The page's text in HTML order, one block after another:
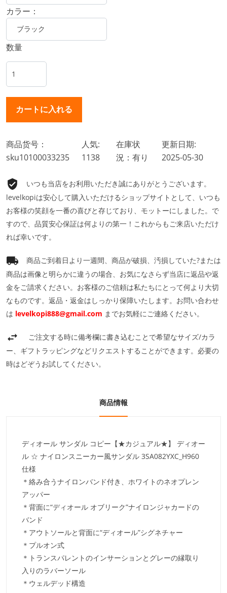
カラー：
数量
商品货号：
sku10100033235
人気:
1138
在庫状
況：有り
更新日期:
2025-05-30
いつも当店をお利用いただき誠にありがとうございます。
levelkopiは安心して購入いただけるショップサイトとして、いつも
お客様の笑顔を一番の喜びと存じており、モットーにしました。で
すので、品質安心保証は何よりの第一！これからもご来店いただけ
れば幸いです。
商品ご到着日より一週間、商品が破損、汚損していた?または
商品は画像と明らかに違うの場合、お気になさらず当店に返品や返
金をご請求ください。お客様のご信頼は私たちにとって何より大切
なものです。返品・返金はしっかり保障いたします。お問い合わせ
は levelkopi888@gmail.com までお気軽にご連絡ください。
ご注文する時に備考欄に書き込むことで希望なサイズ/カラ
ー、ギフトラッピングなどリクエストすることができます。必要の
時はどぞうお試してください。
商品情報
ディオール サンダル コピー【★カジュアル★】 ディオー
ル ☆ ナイロンスニーカー風サンダル 3SA082YXC_H960
仕様
＊絡み合うナイロンバンド付き、ホワイトのネオプレン
アッパー
＊背面に“ディオール オブリーク”ナイロンジャカードの
バンド
＊アウトソールと背面に“ディオール”シグネチャー
＊プルオン式
＊トランスパレントのインサーションとグレーの縁取り
入りのラバーソール
＊ウェルデッド構造